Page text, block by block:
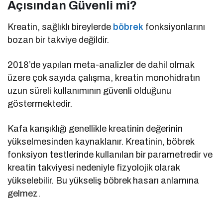
Açısından Güvenli mi?
Kreatin, sağlıklı bireylerde böbrek fonksiyonlarını
bozan bir takviye değildir.
2018’de yapılan meta-analizler de dahil olmak
üzere çok sayıda çalışma, kreatin monohidratın
uzun süreli kullanımının güvenli olduğunu
göstermektedir.
Kafa karışıklığı genellikle kreatinin değerinin
yükselmesinden kaynaklanır. Kreatinin, böbrek
fonksiyon testlerinde kullanılan bir parametredir ve
kreatin takviyesi nedeniyle fizyolojik olarak
yükselebilir. Bu yükseliş böbrek hasarı anlamına
gelmez.